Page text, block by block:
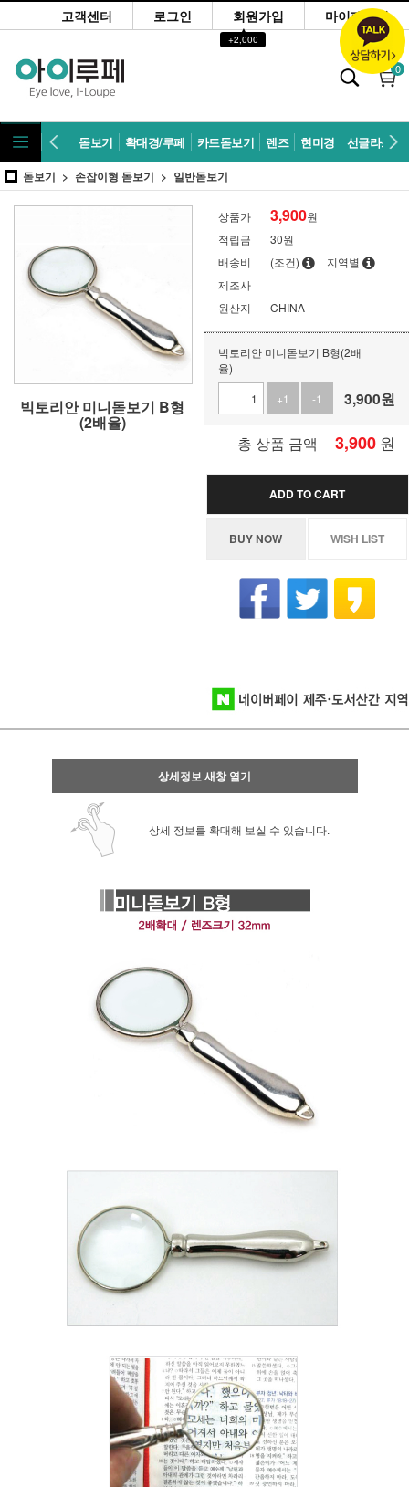
고객센터 로그인 회원가입
▲
+2,000
마이페이지
0
돋보기 확대경/루페 카드돋보기 렌즈 현미경 선글라스
돋보기 손잡이형 돋보기 일반돋보기
빅토리안 미니돋보기 B형
(2배율)
상품가 3,900원
적립금
30원
배송비
(조건)
지역별
제조사
원산지
CHINA
빅토리안 미니돋보기 B형(2배
율)
+1
-1 3,900원
총 상품 금액 3,900 원
ADD TO CART
BUY NOW WISH LIST
상세정보 새창 열기
상세 정보를 확대해 보실 수 있습니다.